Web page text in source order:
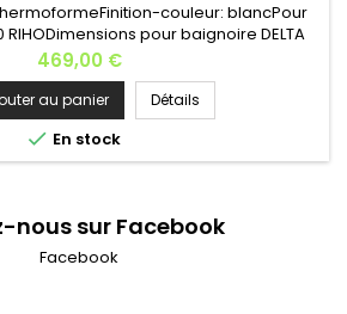
couleur: blancPour
RIHODimensions pour baignoire DELTA
57 cmPoids: 11 kg Kit de fixation
de port gratuit si achat avec la
européenne
Prix
469,00 €
au panier Détails
 En stock
nous sur Facebook
Facebook